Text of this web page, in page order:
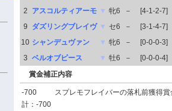
2
アスコルティアーモ ▼ 牝6 －
[4-1-2-7]
9
ダズリングブレイヴ ▼ セ6 －
[3-1-4-7]
10 シャンデュヴァン ▼ 牝6 －
[0-0-0-3]
3 ベルオブピース ▼ 牡6 －
[0-0-0-4]
賞金補正内容
-700
スプレモフレイバーの落札前獲得
計：-700